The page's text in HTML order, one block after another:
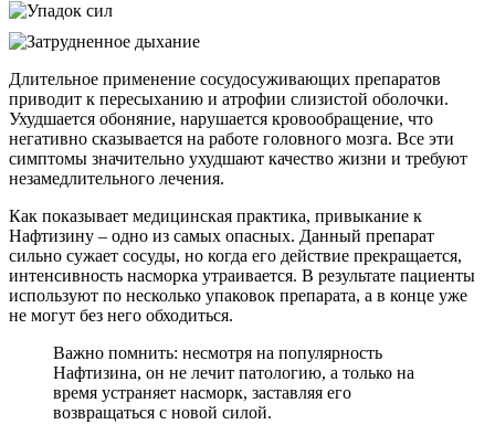
Длительное применение сосудосуживающих препаратов
приводит к пересыханию и атрофии слизистой оболочки.
Ухудшается обоняние, нарушается кровообращение, что
негативно сказывается на работе головного мозга. Все эти
симптомы значительно ухудшают качество жизни и требуют
незамедлительного лечения.
Как показывает медицинская практика, привыкание к
Нафтизину – одно из самых опасных. Данный препарат
сильно сужает сосуды, но когда его действие прекращается,
интенсивность насморка утраивается. В результате пациенты
используют по несколько упаковок препарата, а в конце уже
не могут без него обходиться.
Важно помнить: несмотря на популярность
Нафтизина, он не лечит патологию, а только на
время устраняет насморк, заставляя его
возвращаться с новой силой.